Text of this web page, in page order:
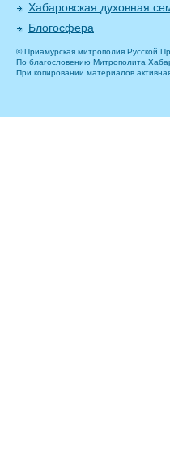
Хабаровская духовная
Блогосфера
© Приамурская митрополия Русской
По благословению Митрополита
При копировании материалов